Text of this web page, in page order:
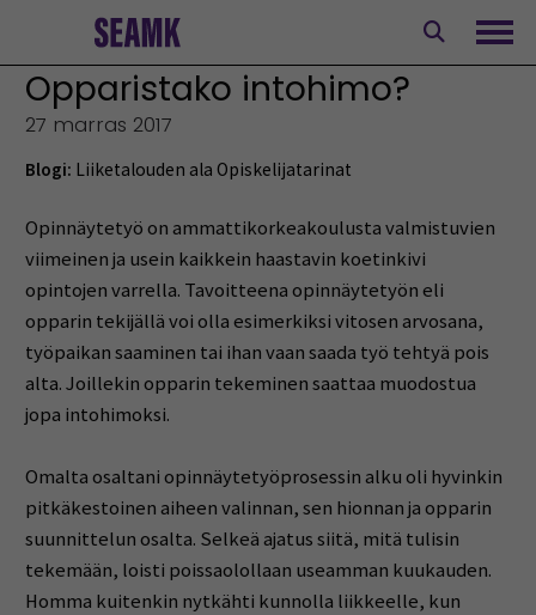
Opparistako intohimo?
27 marras 2017
Blogi: Liiketalouden ala Opiskelijatarinat
Opinnäytetyö on ammattikorkeakoulusta valmistuvien
viimeinen ja usein kaikkein haastavin koetinkivi
opintojen varrella. Tavoitteena opinnäytetyön eli
opparin tekijällä voi olla esimerkiksi vitosen arvosana,
työpaikan saaminen tai ihan vaan saada työ tehtyä pois
alta. Joillekin opparin tekeminen saattaa muodostua
jopa intohimoksi.
Omalta osaltani opinnäytetyöprosessin alku oli hyvinkin
pitkäkestoinen aiheen valinnan, sen hionnan ja opparin
suunnittelun osalta. Selkeä ajatus siitä, mitä tulisin
tekemään, loisti poissaolollaan useamman kuukauden.
Homma kuitenkin nytkähti kunnolla liikkeelle, kun